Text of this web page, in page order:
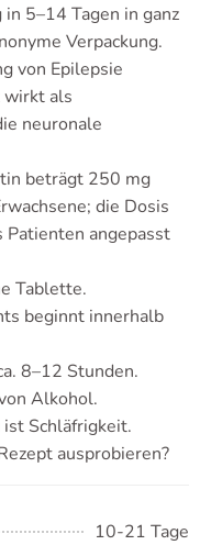
5–14 Tagen in ganz
Verpackung.
von Epilepsie
wirkt als
neuronale
beträgt 250 mg
die Dosis
Patienten angepasst
Tablette.
beginnt innerhalb
8–12 Stunden.
Alkohol.
Schläfrigkeit.
ausprobieren?
10-21 Tage